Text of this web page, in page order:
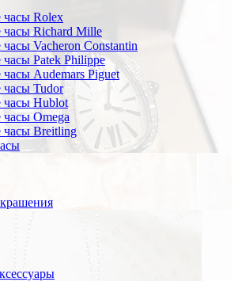
Rolex
Richard Mille
Vacheron Constantin
Patek Philippe
Audemars Piguet
Tudor
часы Hublot
Omega
часы Breitling